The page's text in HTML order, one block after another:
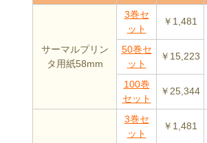
サーマルプリン
タ用紙58mm
3巻セ
ット
￥1,481
50巻セ
ット
￥15,223
100巻
セット
￥25,344
3巻セ
ット
￥1,481